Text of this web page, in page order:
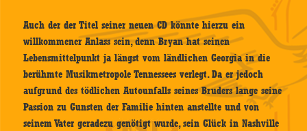
Auch der der Titel seiner neuen CD könnte hierzu ein
willkommener Anlass sein, denn Bryan hat seinen
Lebensmittelpunkt ja längst vom ländlichen Georgia in die
berühmte Musikmetropole Tennessees verlegt. Da er jedoch
aufgrund des tödlichen Autounfalls seines Bruders lange seine
Passion zu Gunsten der Familie hinten anstellte und von
seinem Vater geradezu genötigt wurde, sein Glück in Nashville